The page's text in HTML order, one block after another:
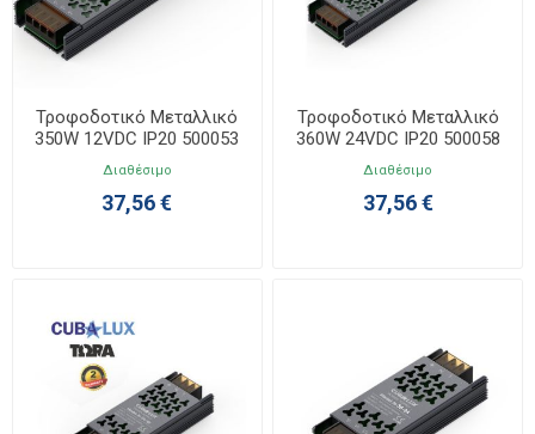
Τροφοδοτικό Μεταλλικό
350W 12VDC IP20 500053
Διαθέσιμο
37,56 €
Τροφοδοτικό Μεταλλικό
360W 24VDC IP20 500058
Διαθέσιμο
37,56 €